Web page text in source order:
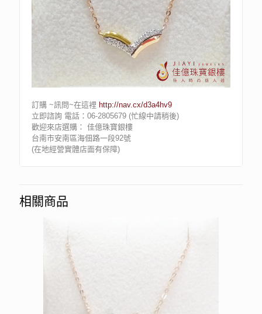
訂購 ~訊問~在這裡 http://nav.cx/d3a4hv9
立即諮詢 電話：06-2805679 (忙線中請稍後)
歡迎來店選購： 佳億珠寶銀樓
台南市安南區海佃路一段92號
(在地經營實體店面有保障)
相關商品